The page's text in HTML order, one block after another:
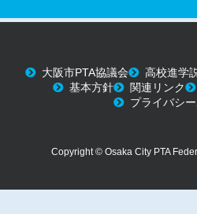
大阪市PTA協議会
高校進学
基本方針
関連リンク
プライバシ
Copyright © Osaka City PTA